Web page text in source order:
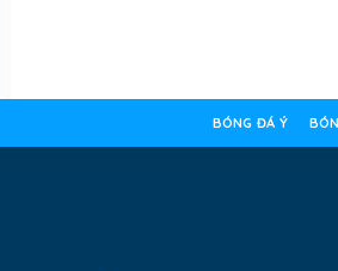
BÓNG ĐÁ Ý